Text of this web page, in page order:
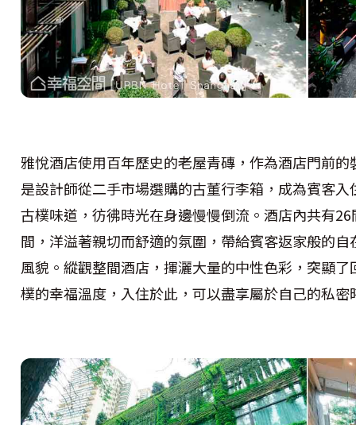
雅悅酒店使用百年歷史的老屋青磚，作為酒店門前
是設計師從二手市場選購的古董行李箱，成為賓客
古樸味道，彷彿時光在身邊慢慢倒流。酒店內共有
間，洋溢著親切而舒適的氛圍，帶給賓客返家般的
風貌。縱觀整間酒店，揮灑大量的中性色彩，突顯
樸的幸福溫度，入住於此，可以盡享屬於自己的私密